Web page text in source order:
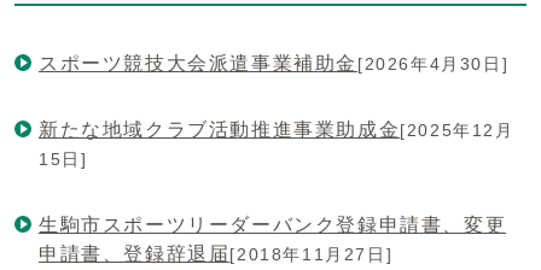
スポーツ競技大会派遣事業補助金 [2026年4月30日]
新たな地域クラブ活動推進事業助成金[2025年12月
15日]
生駒市スポーツリーダーバンク登録申請書、変更
申請書、登録辞退届[2018年11月27日]